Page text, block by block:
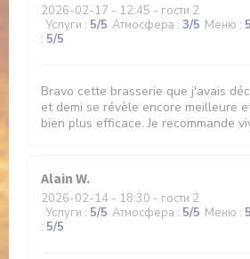
2026-02-17 - 12:45 - гости 2
Услуги : 5/5 Атмосфера : 3/5 Меню : 5
: 5/5
Bravo cette brasserie que j'avais
et demi se révèle encore meilleure
bien plus efficace. Je recommande
Alain W
2026-02-14 - 18:30 - гости 2
Услуги : 5/5 Атмосфера : 5/5 Меню : 5
: 5/5